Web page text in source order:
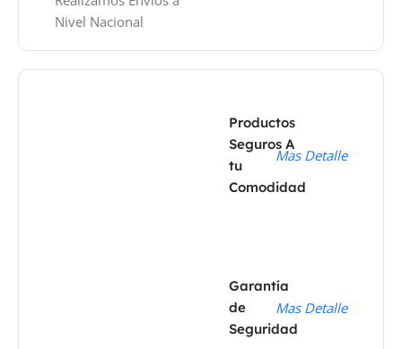
Nivel Nacional
Productos
Seguros A
tu
Comodidad
Mas Detalle
Garantía
de
Seguridad
Mas Detalle